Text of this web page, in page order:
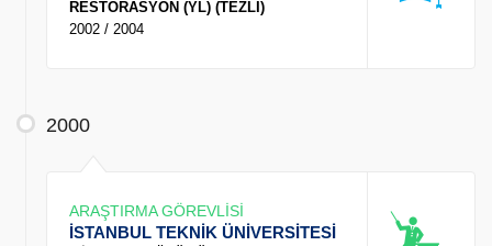
RESTORASYON (YL) (TEZLİ)
2002 / 2004
2000
ARAŞTIRMA GÖREVLİSİ
İSTANBUL TEKNİK ÜNİVERSİTESİ